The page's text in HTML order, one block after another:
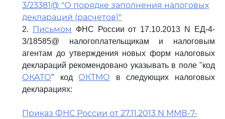
3/23381@ "О порядке заполнения налоговых
деклараций (расчетов)"
2. Письмом
ФНС России от 17.10.2013 N ЕД-4-
3/18585@ налогоплательщикам и налоговым
агентам до утверждения новых форм налоговых
деклараций рекомендовано указывать в поле "код
ОКАТО" код ОКТМО в следующих налоговых
декларациях:
Приказ ФНС России от 27.11.2013 N ММВ-7-